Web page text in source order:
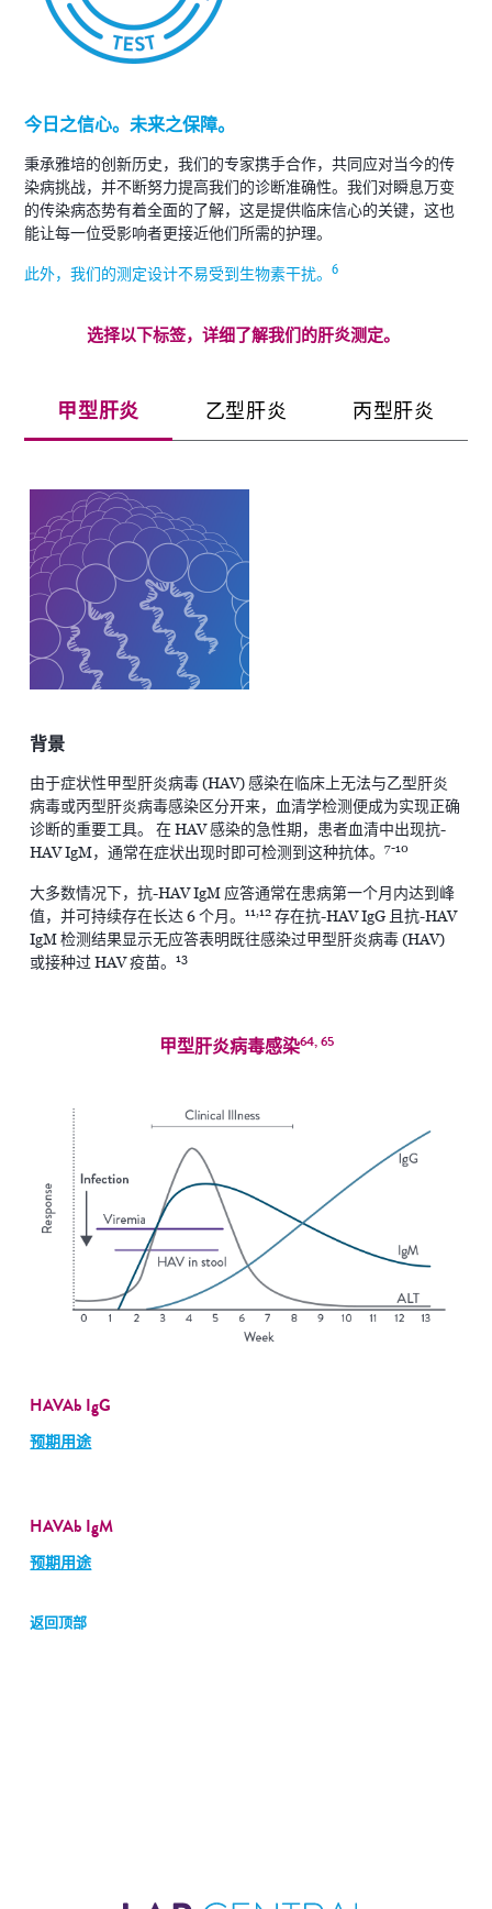
今日之信心。未来之保障。
秉承雅培的创新历史，我们的专家携手合作，共同应对当今的传
染病挑战，并不断努力提高我们的诊断准确性。我们对瞬息万变
的传染病态势有着全面的了解，这是提供临床信心的关键，这也
能让每一位受影响者更接近他们所需的护理。
此外，我们的测定设计不易受到生物素干扰。6
选择以下标签，详细了解我们的肝炎测定。
甲型肝炎 乙型肝炎 丙型肝炎
背景
由于症状性甲型肝炎病毒 (HAV) 感染在临床上无法与乙型肝炎
病毒或丙型肝炎病毒感染区分开来，血清学检测便成为实现正确
诊断的重要工具。 在 HAV 感染的急性期，患者血清中出现抗-
HAV IgM，通常在症状出现时即可检测到这种抗体。7-10
大多数情况下，抗-HAV IgM 应答通常在患病第一个月内达到峰
值，并可持续存在长达 6 个月。11,12 存在抗-HAV IgG 且抗-HAV
IgM 检测结果显示无应答表明既往感染过甲型肝炎病毒 (HAV)
或接种过 HAV 疫苗。13
甲型肝炎病毒感染64, 65
HAVAb IgG
预期用途
HAVAb IgM
预期用途
返回顶部